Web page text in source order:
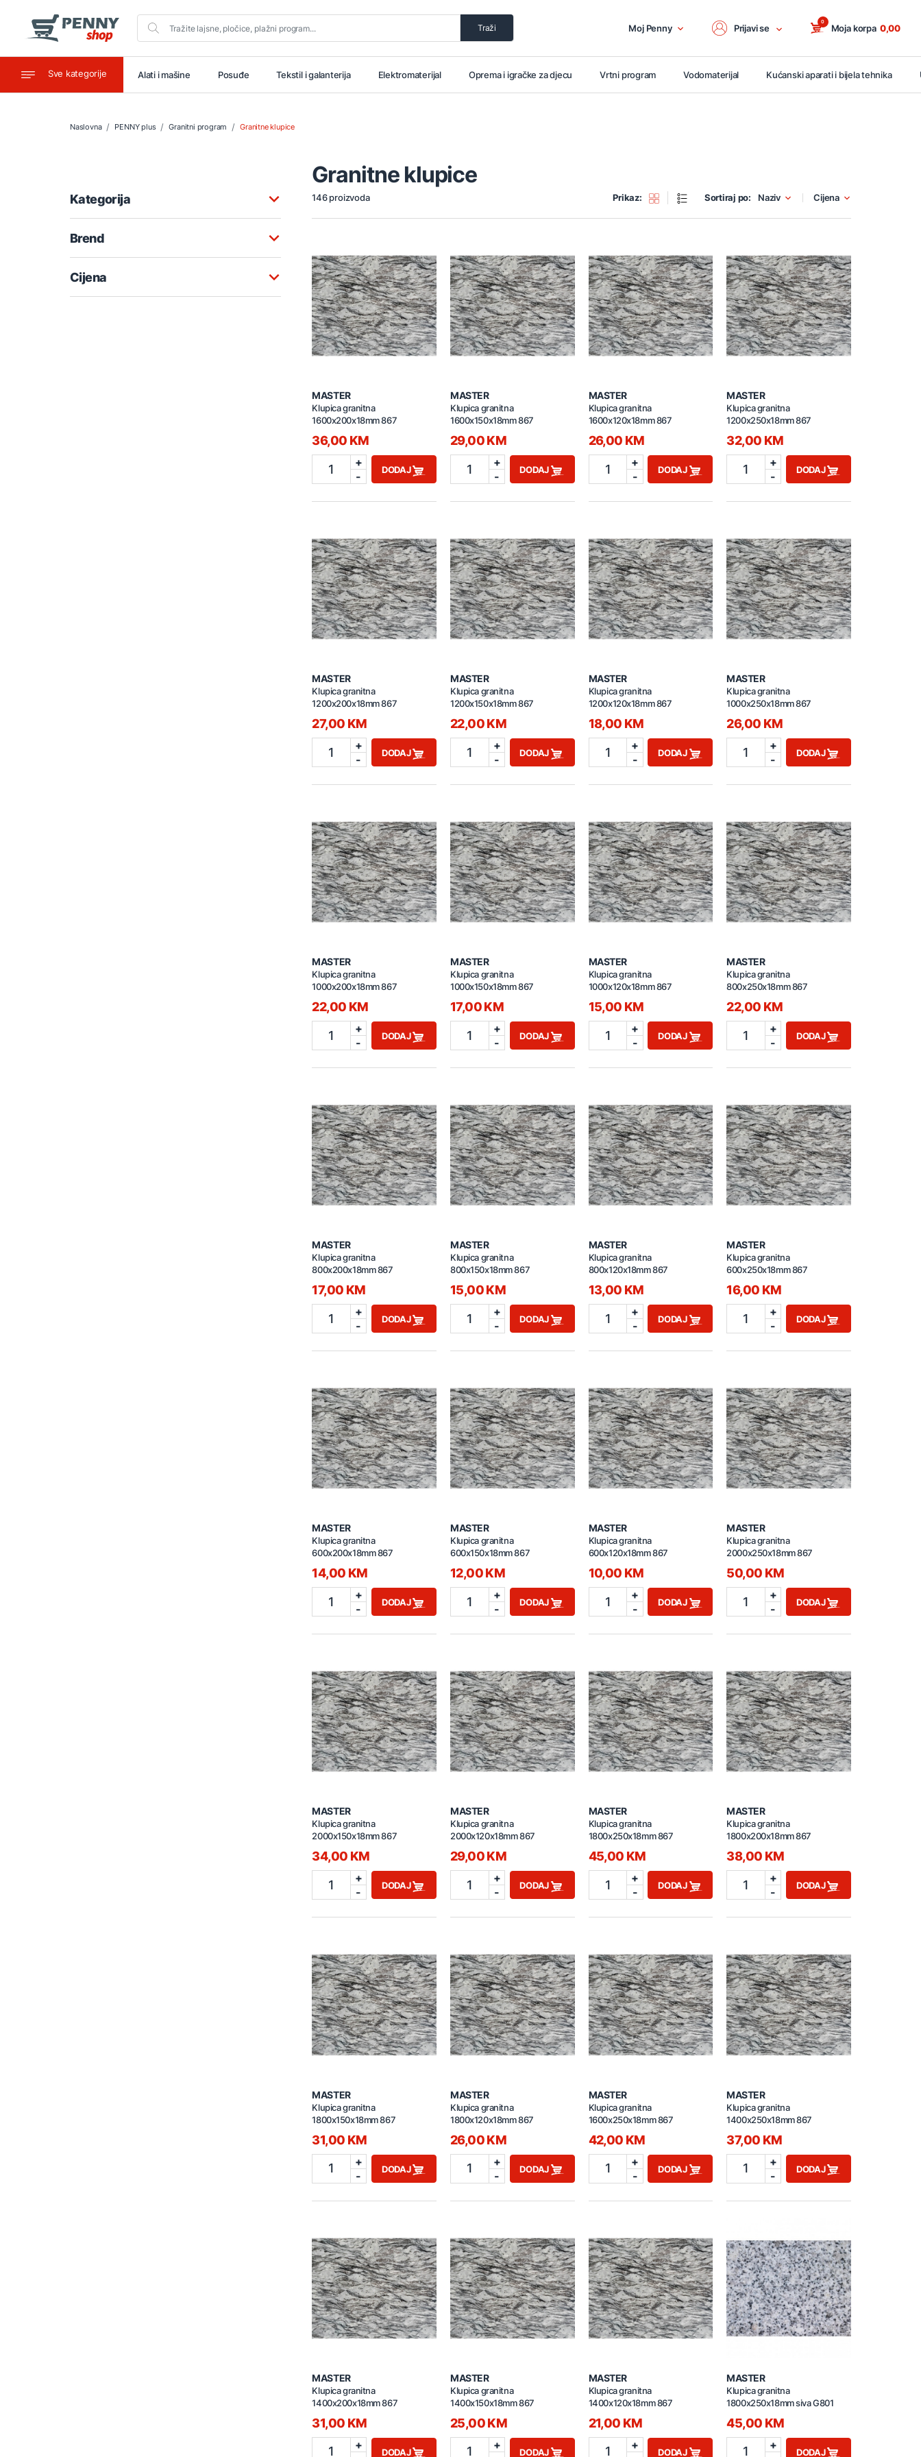
Traži Moj Penny Prijavi se Moja korpa
0
0,00
Sve kategorije
Ugostiteljstvo Alati i mašine Posuđe Tekstil i galanterija Elektromaterijal Oprema i igračke za djecu Vrtni program Vodomaterijal Kućanski aparati i bijela tehnika
Naslovna PENNY plus Granitni program Granitne klupice
Granitne klupice
146 proizvoda Prikaz: Sortiraj po: Naziv Cijena
Kategorija
Brend
Cijena
MASTER
Klupica granitna
1600x200x18mm 867
36,00 KM
1
+
-
DODAJ
MASTER
Klupica granitna
1600x150x18mm 867
29,00 KM
1
+
-
DODAJ
MASTER
Klupica granitna
1600x120x18mm 867
26,00 KM
1
+
-
DODAJ
MASTER
Klupica granitna
1200x250x18mm 867
32,00 KM
1
+
-
DODAJ
MASTER
Klupica granitna
1200x200x18mm 867
27,00 KM
1
+
-
DODAJ
MASTER
Klupica granitna
1200x150x18mm 867
22,00 KM
1
+
-
DODAJ
MASTER
Klupica granitna
1200x120x18mm 867
18,00 KM
1
+
-
DODAJ
MASTER
Klupica granitna
1000x250x18mm 867
26,00 KM
1
+
-
DODAJ
MASTER
Klupica granitna
1000x200x18mm 867
22,00 KM
1
+
-
DODAJ
MASTER
Klupica granitna
1000x150x18mm 867
17,00 KM
1
+
-
DODAJ
MASTER
Klupica granitna
1000x120x18mm 867
15,00 KM
1
+
-
DODAJ
MASTER
Klupica granitna
800x250x18mm 867
22,00 KM
1
+
-
DODAJ
MASTER
Klupica granitna
800x200x18mm 867
17,00 KM
1
+
-
DODAJ
MASTER
Klupica granitna
800x150x18mm 867
15,00 KM
1
+
-
DODAJ
MASTER
Klupica granitna
800x120x18mm 867
13,00 KM
1
+
-
DODAJ
MASTER
Klupica granitna
600x250x18mm 867
16,00 KM
1
+
-
DODAJ
MASTER
Klupica granitna
600x200x18mm 867
14,00 KM
1
+
-
DODAJ
MASTER
Klupica granitna
600x150x18mm 867
12,00 KM
1
+
-
DODAJ
MASTER
Klupica granitna
600x120x18mm 867
10,00 KM
1
+
-
DODAJ
MASTER
Klupica granitna
2000x250x18mm 867
50,00 KM
1
+
-
DODAJ
MASTER
Klupica granitna
2000x150x18mm 867
34,00 KM
1
+
-
DODAJ
MASTER
Klupica granitna
2000x120x18mm 867
29,00 KM
1
+
-
DODAJ
MASTER
Klupica granitna
1800x250x18mm 867
45,00 KM
1
+
-
DODAJ
MASTER
Klupica granitna
1800x200x18mm 867
38,00 KM
1
+
-
DODAJ
MASTER
Klupica granitna
1800x150x18mm 867
31,00 KM
1
+
-
DODAJ
MASTER
Klupica granitna
1800x120x18mm 867
26,00 KM
1
+
-
DODAJ
MASTER
Klupica granitna
1600x250x18mm 867
42,00 KM
1
+
-
DODAJ
MASTER
Klupica granitna
1400x250x18mm 867
37,00 KM
1
+
-
DODAJ
MASTER
Klupica granitna
1400x200x18mm 867
31,00 KM
1
+
DODAJ
MASTER
Klupica granitna
1400x150x18mm 867
25,00 KM
1
+
DODAJ
MASTER
Klupica granitna
1400x120x18mm 867
21,00 KM
1
+
DODAJ
MASTER
Klupica granitna
1800x250x18mm siva G801
45,00 KM
1
+
DODAJ